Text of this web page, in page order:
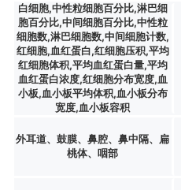
白细胞,中性粒细胞百分比,淋巴细
胞百分比,中间细胞百分比,中性粒
细胞数,淋巴细胞数,中间细胞计数,
红细胞,血红蛋白,红细胞压积,平均
红细胞体积,平均血红蛋白量,平均
血红蛋白浓度,红细胞分布宽度,血
小板,血小板平均体积,血小板分布
宽度,血小板容积
外耳道、鼓膜、鼻腔、鼻中隔、扁
桃体、咽部